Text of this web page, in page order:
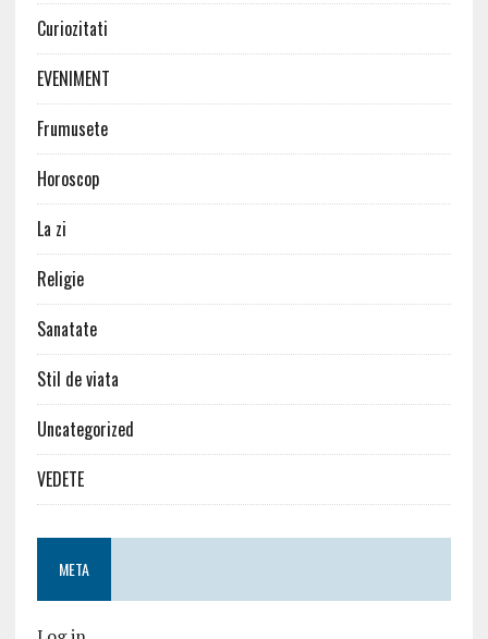
Curiozitati
EVENIMENT
Frumusete
Horoscop
La zi
Religie
Sanatate
Stil de viata
Uncategorized
VEDETE
META